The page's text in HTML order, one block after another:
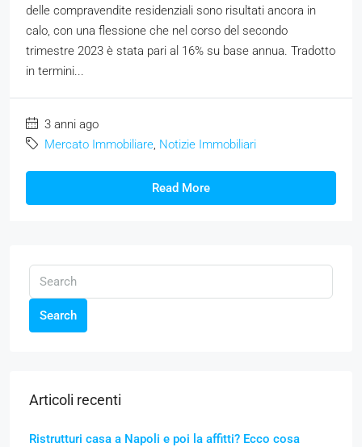
delle compravendite residenziali sono risultati ancora in
calo, con una flessione che nel corso del secondo
trimestre 2023 è stata pari al 16% su base annua. Tradotto
in termini...
3 anni ago
Mercato Immobiliare Notizie Immobiliari
Read More
Search
Articoli recenti
Ristrutturi casa a Napoli e poi la affitti? Ecco cosa